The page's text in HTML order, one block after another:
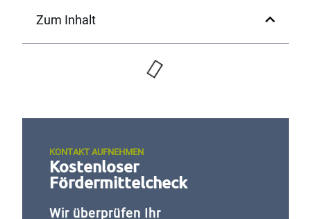
Zum Inhalt
KONTAKT AUFNEHMEN
Kostenloser
Fördermittel­check
Wir überprüfen Ihr